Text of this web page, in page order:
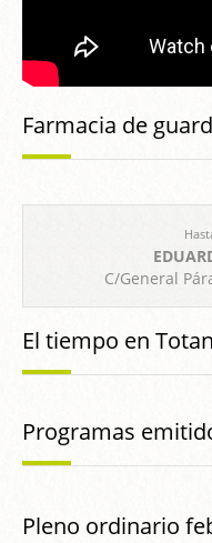
Programas
Pleno ordinario
Farmacia de
C/General
El tiempo en